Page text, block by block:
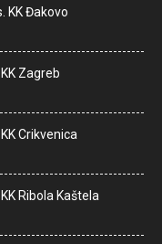
KK Đakovo
Zagreb
Crikvenica
Ribola Kaštela